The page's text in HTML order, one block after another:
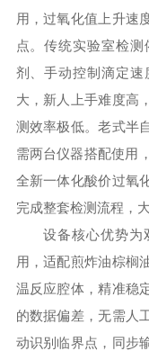
用，过氧化值上升速
点。传统实验室检
剂、手动控制滴定
大，新人上手难度高
测效率极低。老式半
需两台仪器搭配使用
全新一体化酸价过氧
完成整套检测流程，
设备核心优势为
用，适配煎炸油棕榈
温反应腔体，精准稳
的数据偏差，无需人
动识别临界点，同步